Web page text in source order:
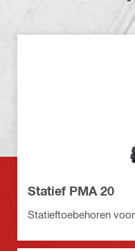
Statief PMA 20
Statieftoebehoren